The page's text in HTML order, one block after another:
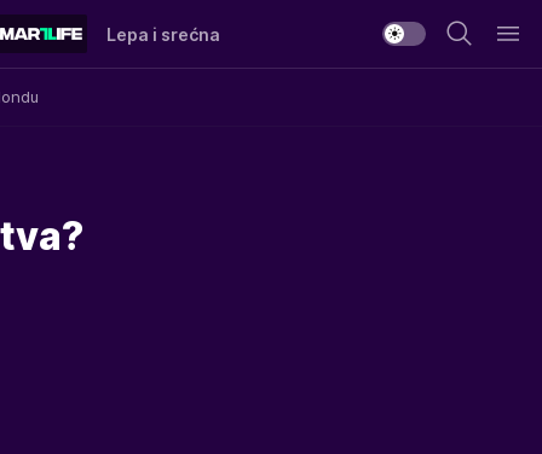
Lepa i srećna